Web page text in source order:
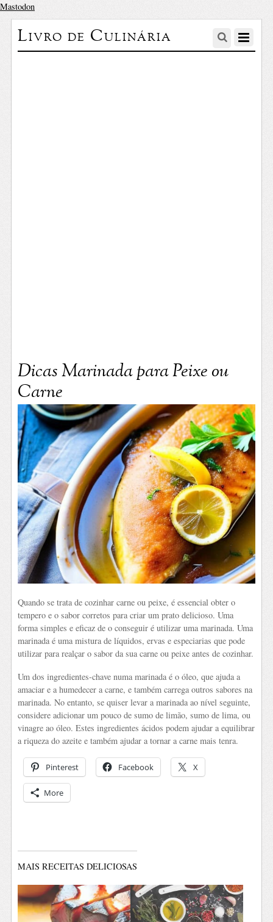
Mastodon
Livro de Culinária
Dicas Marinada para Peixe ou
Carne
Quando se trata de cozinhar carne ou peixe, é essencial obter o
tempero e o sabor corretos para criar um prato delicioso. Uma
forma simples e eficaz de o conseguir é utilizar uma marinada. Uma
marinada é uma mistura de líquidos, ervas e especiarias que pode
utilizar para realçar o sabor da sua carne ou peixe antes de cozinhar.
Um dos ingredientes-chave numa marinada é o óleo, que ajuda a
amaciar e a humedecer a carne, e também carrega outros sabores na
marinada. No entanto, se quiser levar a marinada ao nível seguinte,
considere adicionar um pouco de sumo de limão, sumo de lima, ou
vinagre ao óleo. Estes ingredientes ácidos podem ajudar a equilibrar
a riqueza do azeite e também ajudar a tornar a carne mais tenra.
Pinterest Facebook X
More
MAIS RECEITAS DELICIOSAS